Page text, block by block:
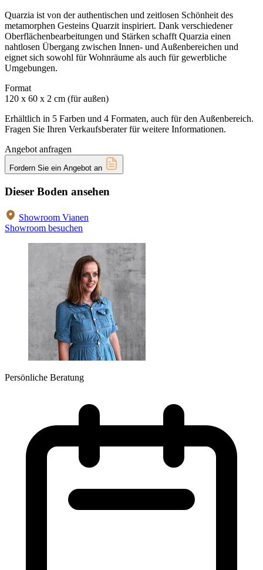
Quarzia ist von der authentischen und zeitlosen Schönheit des
metamorphen Gesteins Quarzit inspiriert. Dank verschiedener
Oberflächenbearbeitungen und Stärken schafft Quarzia einen
nahtlosen Übergang zwischen Innen- und Außenbereichen und
eignet sich sowohl für Wohnräume als auch für gewerbliche
Umgebungen.
Format
120 x 60 x 2 cm (für außen)
Erhältlich in 5 Farben und 4 Formaten, auch für den Außenbereich.
Fragen Sie Ihren Verkaufsberater für weitere Informationen.
Angebot anfragen
Fordern Sie ein Angebot an
Dieser Boden ansehen
Showroom Vianen
Showroom besuchen
Persönliche Beratung